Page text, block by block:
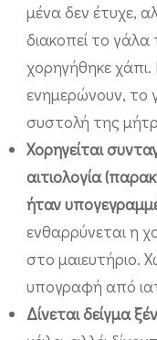
μένα δεν έτυχε,
διακοπεί το γάλα
χορηγήθηκε
ενημερώνουν, το
συστολή της
Χορηγείται
αιτιολογία
ήταν
ενθαρρύνεται η
στο μαιευτήριο.
υπογραφή από
Δίνεται δείγμα